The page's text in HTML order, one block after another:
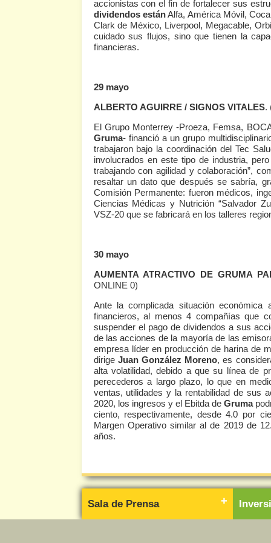
accionistas con el fin de fortalecer sus
dividendos estánAlfa, América Móvil,
Clark de México, Liverpool, Megacable,
cuidado sus flujos, sino que tienen la
financieras.
29 mayo
ALBERTO AGUIRRE / SIGNOS VITALES.
El Grupo Monterrey -Proeza, Femsa,
Gruma- financió a un grupo
trabajaron bajo la coordinación del Tec
involucrados en este tipo de industria,
trabajando con agilidad y colaboración”,
resaltar un dato que después se sabría,
Comisión Permanente: fueron médicos,
Ciencias Médicas y Nutrición “Salvador
VSZ-20 que se fabricará en los talleres
30 mayo
AUMENTA ATRACTIVO DE GRUMA
ONLINE 0)
Ante la complicada situación
financieros, al menos 4 compañías que
suspender el pago de dividendos a sus
de las acciones de la mayoría de las
empresa líder en producción de harina de
dirige Juan González Moreno, es
alta volatilidad, debido a que su línea de
perecederos a largo plazo, lo que en
ventas, utilidades y la rentabilidad de sus
2020, los ingresos y el Ebitda de Gruma
ciento, respectivamente, desde 4.0 por
Margen Operativo similar al de 2019 de
años.
Sala de Prensa